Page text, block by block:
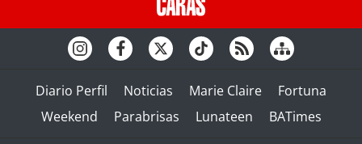
Diario Perfil Noticias Marie Claire
Fortuna
Weekend
Parabrisas Lunateen BATimes